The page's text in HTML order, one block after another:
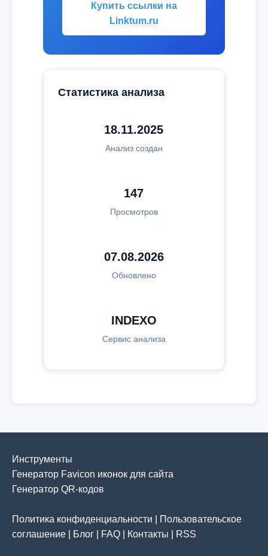
Купить ссылки на
Linktum.ru
Статистика анализа
18.11.2025
Анализ создан
147
Просмотров
07.08.2026
Обновлено
INDEXO
Сервис анализа
Инструменты
Генератор Favicon иконок для сайта
Генератор QR-кодов
Политика конфиденциальности
Пользовательское
соглашение
Блог FAQ Контакты RSS